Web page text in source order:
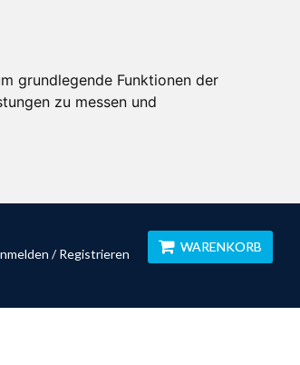
grundlegende Funktionen der
zu messen und
/ Registrieren WARENKORB